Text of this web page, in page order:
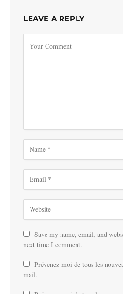
LEAVE A REPLY
Save my name, email, and
next time I comment.
Prévenez-moi de tous les
mail.